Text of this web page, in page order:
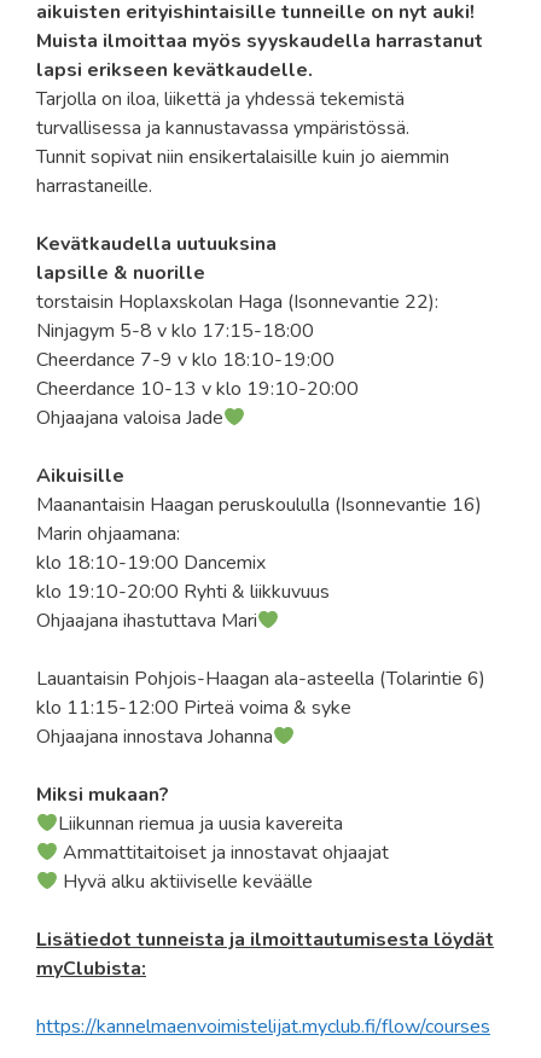
aikuisten erityishintaisille tunneille on nyt auki!
Muista ilmoittaa myös syyskaudella harrastanut
lapsi erikseen kevätkaudelle.
Tarjolla on iloa, liikettä ja yhdessä tekemistä
turvallisessa ja kannustavassa ympäristössä.
Tunnit sopivat niin ensikertalaisille kuin jo aiemmin
harrastaneille.
Kevätkaudella uutuuksina
lapsille & nuorille
torstaisin Hoplaxskolan Haga (Isonnevantie 22):
Ninjagym 5-8 v klo 17:15-18:00
Cheerdance 7-9 v klo 18:10-19:00
Cheerdance 10-13 v klo 19:10-20:00
Ohjaajana valoisa Jade
Aikuisille
Maanantaisin Haagan peruskoululla (Isonnevantie 16)
Marin ohjaamana:
klo 18:10-19:00 Dancemix
klo 19:10-20:00 Ryhti & liikkuvuus
Ohjaajana ihastuttava Mari
Lauantaisin Pohjois-Haagan ala-asteella (Tolarintie 6)
klo 11:15-12:00 Pirteä voima & syke
Ohjaajana innostava Johanna
Miksi mukaan?
Liikunnan riemua ja uusia kavereita
Ammattitaitoiset ja innostavat ohjaajat
Hyvä alku aktiiviselle keväälle
Lisätiedot tunneista ja ilmoittautumisesta löydät
myClubista:
https://kannelmaenvoimistelijat.myclub.fi/flow/courses